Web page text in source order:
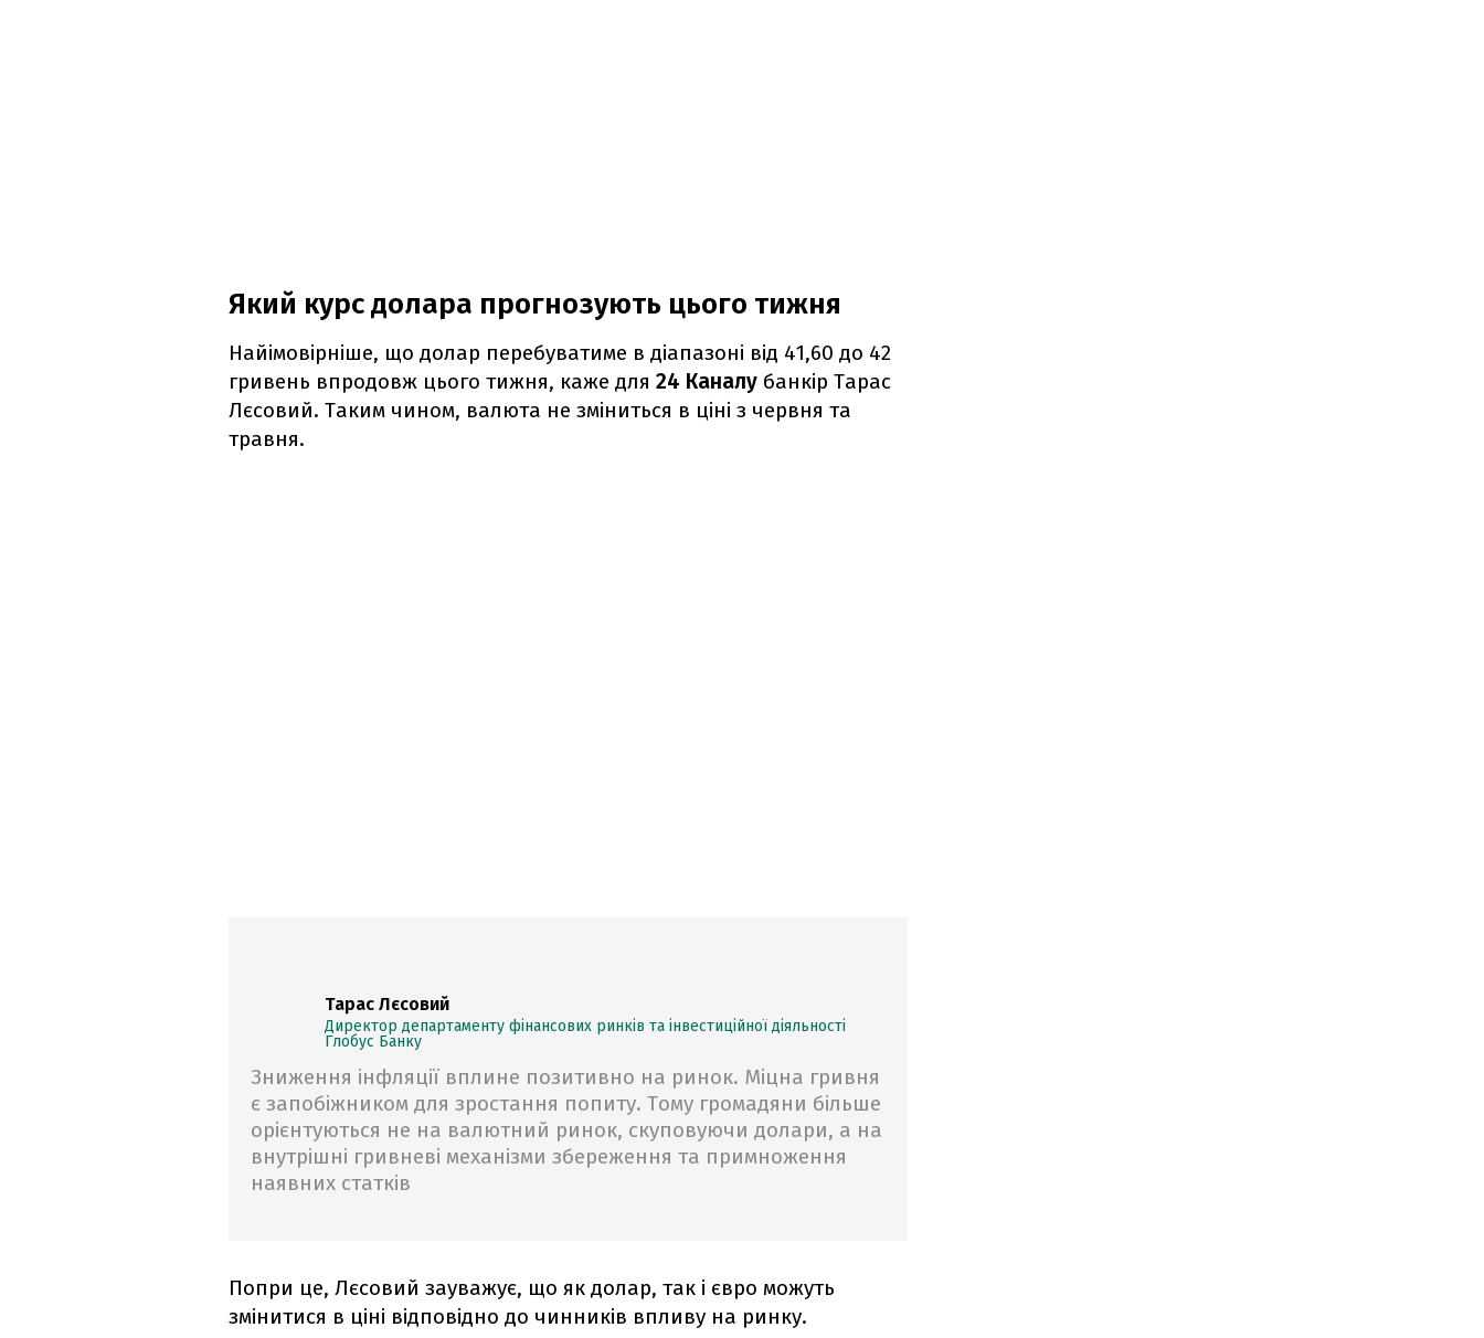
Який курс долара прогнозують цього тижня
Найімовірніше, що долар перебуватиме в діапазоні від 41,60 до 42
гривень впродовж цього тижня, каже для 24 Каналу банкір Тарас
Лєсовий. Таким чином, валюта не зміниться в ціні з червня та
травня.
Тарас Лєсовий
Директор департаменту фінансових ринків та інвестиційної діяльності
Глобус Банку
Зниження інфляції вплине позитивно на ринок. Міцна гривня
є запобіжником для зростання попиту. Тому громадяни більше
орієнтуються не на валютний ринок, скуповуючи долари, а на
внутрішні гривневі механізми збереження та примноження
наявних статків
Попри це, Лєсовий зауважує, що як долар, так і євро можуть
змінитися в ціні відповідно до чинників впливу на ринку.